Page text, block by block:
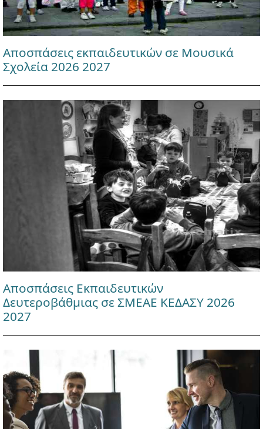
Αποσπάσεις εκπαιδευτικών σε Μουσικά
Σχολεία 2026 2027
Αποσπάσεις Εκπαιδευτικών
Δευτεροβάθμιας σε ΣΜΕΑΕ ΚΕΔΑΣΥ 2026
2027